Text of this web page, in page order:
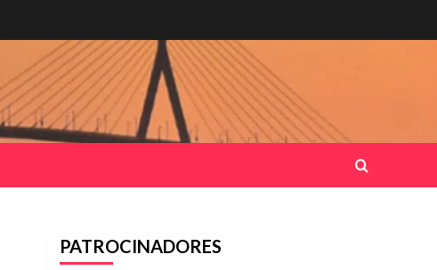
PATROCINADORES